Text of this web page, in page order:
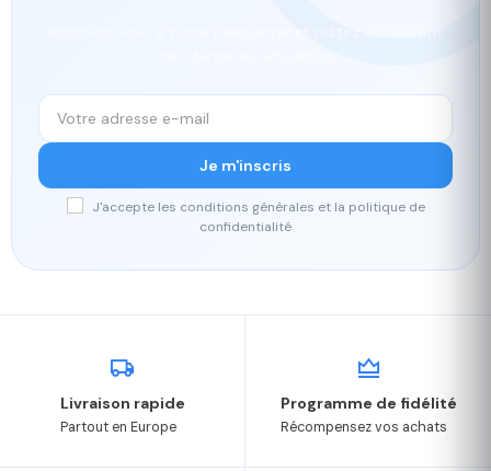
Je m'inscris
J'accepte les conditions générales et la politique de
confidentialité
Livraison rapide
Partout en Europe
Programme de fidélité
Récompensez vos achats